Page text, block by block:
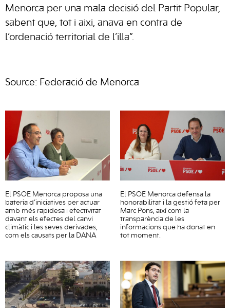
Menorca per una mala decisió del Partit Popular,
sabent que, tot i aixi, anava en contra de
l’ordenació territorial de l’illa”.
Source: Federació de Menorca
El PSOE Menorca proposa una
bateria d’iniciatives per actuar
amb més rapidesa i efectivitat
davant els efectes del canvi
climàtic i les seves derivades,
com els causats per la DANA
El PSOE Menorca defensa la
honorabilitat i la gestió feta per
Marc Pons, així com la
transparència de les
informacions que ha donat en
tot moment.